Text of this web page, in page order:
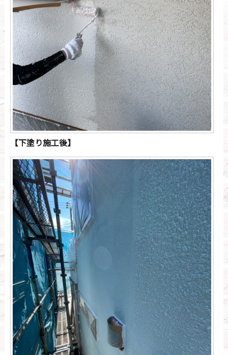
【下塗り施工後】